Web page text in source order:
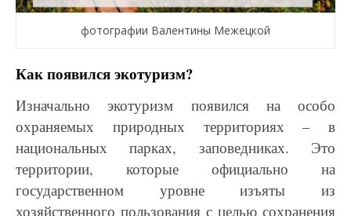
фотографии Валентины Межецкой
Как появился экотуризм?
Изначально экотуризм появился на особо
охраняемых природных территориях – в
национальныхпарках, заповедниках. Это
территории, которые официально на
государственном уровне изъяты из
хозяйственного пользования с целью сохранения